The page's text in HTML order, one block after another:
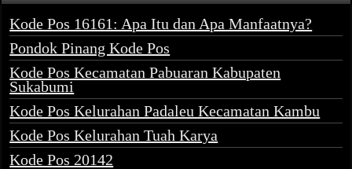
Kode Pos 16161: Apa Itu dan Apa Manfaatnya?
Pondok Pinang Kode Pos
Kode Pos Kecamatan Pabuaran Kabupaten
Sukabumi
Kode Pos Kelurahan Padaleu Kecamatan Kambu
Kode Pos Kelurahan Tuah Karya
Kode Pos 20142